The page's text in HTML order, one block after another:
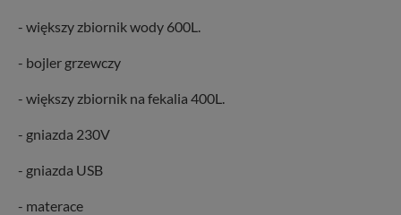
- większy zbiornik wody 600L.
- bojler grzewczy
- większy zbiornik na fekalia 400L.
- gniazda 230V
- gniazda USB
- materace